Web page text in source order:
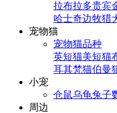
拉布拉多贵宾
哈士奇边牧猎
宠物猫
宠物猫品种
英短猫美短猫
耳其梵猫伯曼
小宠
仓鼠乌龟兔子
周边